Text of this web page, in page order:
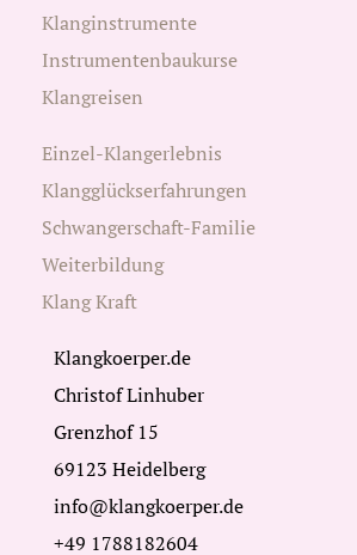
Klanginstrumente
Instrumentenbaukurse
Klangreisen
Einzel-Klangerlebnis
Klangglückserfahrungen
Schwangerschaft-Familie
Weiterbildung
Klang Kraft
Klangkoerper.de
Christof Linhuber
Grenzhof 15
69123 Heidelberg
info@klangkoerper.de
+49 1788182604